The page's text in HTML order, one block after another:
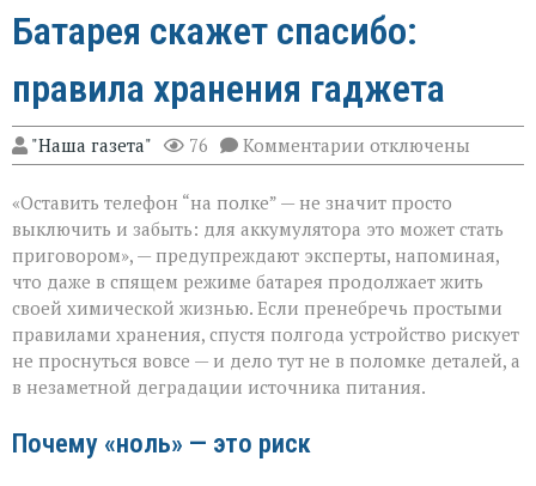
Батарея скажет спасибо:
правила хранения гаджета
"Наша газета" 76 Комментарии к
записи
скажет
спасибо:
хранения
гаджета
отключены
«Оставить телефон “на полке” — не значит просто
выключить и забыть: для аккумулятора это может стать
приговором», — предупреждают эксперты, напоминая,
что даже в спящем режиме батарея продолжает жить
своей химической жизнью. Если пренебречь простыми
правилами хранения, спустя полгода устройство рискует
не проснуться вовсе — и дело тут не в поломке деталей, а
в незаметной деградации источника питания.
Почему «ноль» — это риск